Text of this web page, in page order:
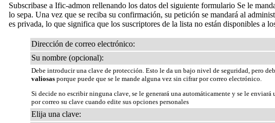
Subscribase a Ific-admon rellenando los datos del siguiente formulario Se le
lo sepa. Una vez que se reciba su confirmación, su petición se mandará al
es privada, lo que significa que los suscriptores de la lista no están disponibles a
Dirección de correo electrónico:
Su nombre (opcional):
Debe introducir una clave de protección. Esto le da un bajo nivel de seguridad, pero
valiosas porque puede que se le mande alguna vez sin cifrar por correo electrónico.
Si decide no escribir ninguna clave, se le generará una automáticamente y se le
por correo su clave cuando edite sus opciones personales
Elija una clave: